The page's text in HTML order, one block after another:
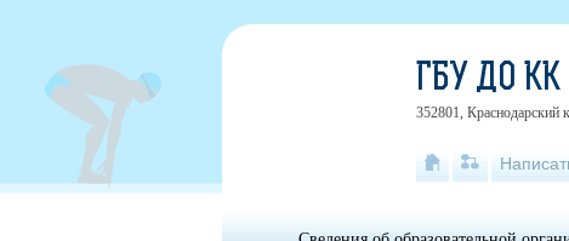
ГБУ ДО
352801, Краснодарский